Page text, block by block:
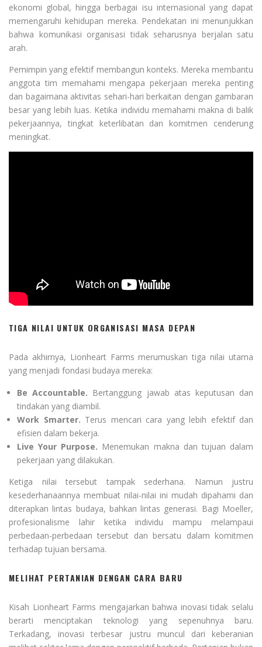
ekonomi global, hingga berbagai isu internasional yang dapat
memengaruhi kehidupan mereka. Pendekatan ini menunjukkan
bahwa komunikasi organisasi tidak seharusnya berjalan satu
arah.
Pemimpin yang efektif membangun konteks. Mereka membantu
anggota tim memahami mengapa pekerjaan mereka penting
dan bagaimana aktivitas sehari-hari berkaitan dengan gambaran
besar yang lebih luas. Ketika individu memahami makna di balik
pekerjaannya, tingkat keterlibatan dan komitmen cenderung
meningkat.
TIGA NILAI UNTUK ORGANISASI MASA DEPAN
Pada akhirnya, Lionheart Farms merumuskan tiga nilai utama
yang menjadi fondasi budaya mereka:
Be Accountable. Bertanggung jawab atas keputusan dan
tindakan yang diambil.
Work Smarter. Terus mencari cara yang lebih efektif dan
efisien dalam bekerja.
Live Your Purpose. Menemukan makna dan tujuan dalam
pekerjaan yang dilakukan.
Ketiga nilai tersebut tampak sederhana. Namun justru
kesederhanaannya membuat nilai-nilai ini mudah dipahami dan
diterapkan lintas budaya, bahkan lintas generasi. Bagi Moeller,
profesionalisme lahir ketika individu mampu melampaui
perbedaan-perbedaan tersebut dan bersatu dalam komitmen
terhadap tujuan bersama.
MELIHAT PERTANIAN DENGAN CARA BARU
Kisah Lionheart Farms mengajarkan bahwa inovasi tidak selalu
berarti menciptakan teknologi yang sepenuhnya baru.
Terkadang, inovasi terbesar justru muncul dari keberanian